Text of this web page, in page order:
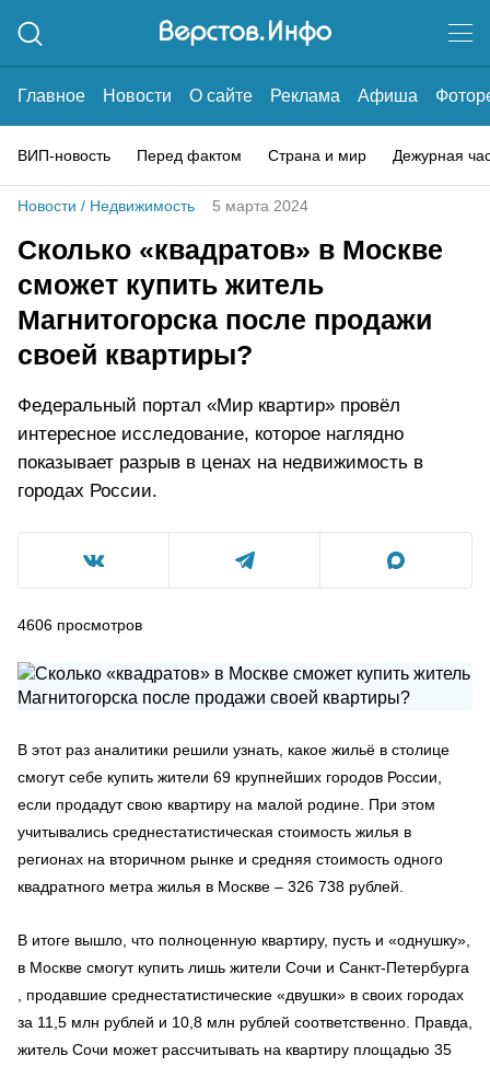
Главное Новости О сайте Реклама Афиша
ВИП-новость Перед фактом Страна и мир Дежурная
Новости / Недвижимость 5 марта 2024
Сколько «квадратов» в Москве
сможет купить житель
Магнитогорска после продажи
своей квартиры?
Федеральный портал «Мир квартир» провёл
интересное исследование, которое наглядно
показывает разрыв в ценах на недвижимость в
городах России.
4606 просмотров
В этот раз аналитики решили узнать, какое жильё в столице
смогут себе купить жители 69 крупнейших городов России,
если продадут свою квартиру на малой родине. При этом
учитывались среднестатистическая стоимость жилья в
регионах на вторичном рынке и средняя стоимость одного
квадратного метра жилья в Москве – 326 738 рублей.
В итоге вышло, что полноценную квартиру, пусть и «однушку»,
в Москве смогут купить лишь жители Сочи и Санкт-Петербурга
, продавшие среднестатистические «двушки» в своих городах
за 11,5 млн рублей и 10,8 млн рублей соответственно. Правда,
житель Сочи может рассчитывать на квартиру площадью 35